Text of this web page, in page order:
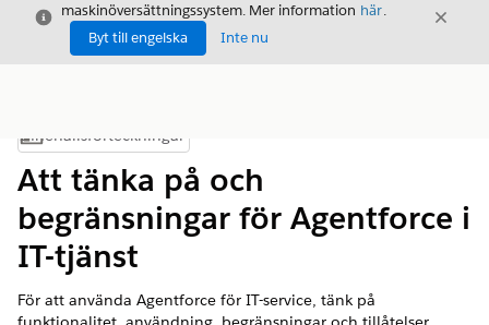
Stäng
maskinöversättningssystem. Mer information här.
Byt till engelska
Inte nu
Stäng
Visa innehållsförteckning
Innehållsförteckningar
Att tänka på och
begränsningar för Agentforce i
IT-tjänst
För att använda Agentforce för IT-service, tänk på